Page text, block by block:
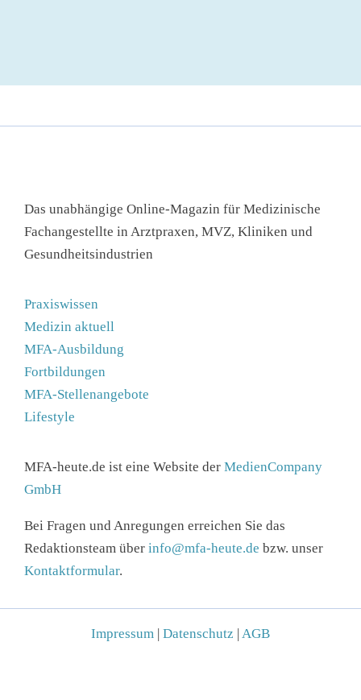
Fachangestellte in Arztpraxen, MVZ, Kliniken und
Gesundheitsindustrien
Medizin aktuell
MFA-Ausbildung
Fortbildungen
MFA-Stellenangebote
Lifestyle
GmbH
Redaktionsteam überinfo@mfa-heute.debzw. unser
Kontaktformular .